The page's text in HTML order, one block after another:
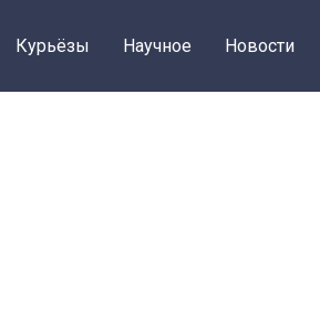
Курьёзы Научное Новости